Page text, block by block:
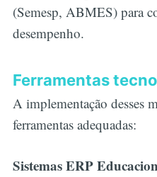
(Semesp, ABMES) para
desempenho.
Ferramentas
A implementação desses
ferramentas adequadas:
Sistemas ERP